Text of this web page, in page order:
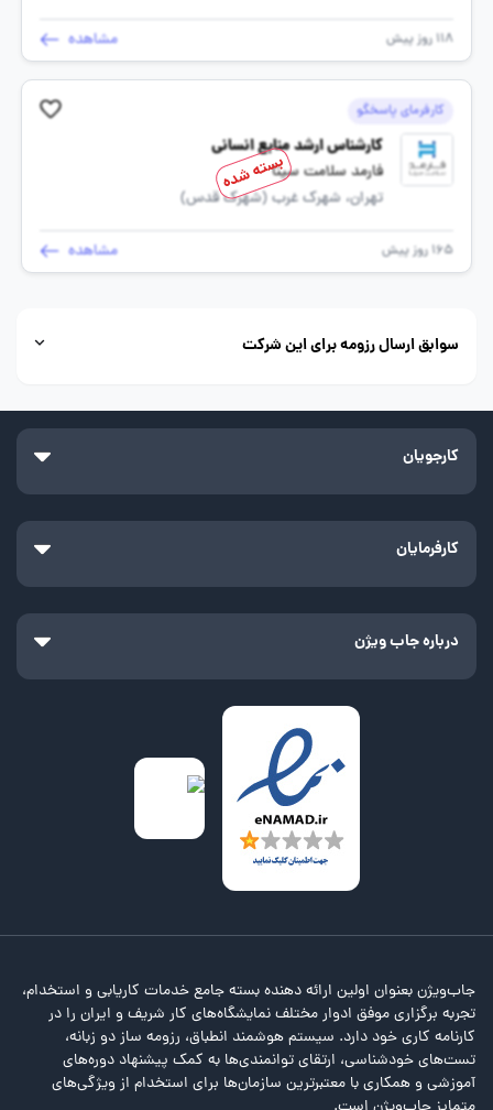
118 روز پیش مشاهده
کارفرمای پاسخگو
کارشناس ارشد منابع انسانی
فارمد سلامت سینا
تهران، شهرک غرب (شهرک قدس)
165 روز پیش مشاهده
بسته شده
سوابق ارسال رزومه برای این شرکت
کارجویان
کارفرمایان
درباره جاب ویژن
جاب‌ویژن بعنوان اولین ارائه دهنده بسته جامع خدمات کاریابی و استخدام،
تجربه برگزاری موفق ادوار مختلف نمایشگاه‌های کار شریف و ایران را در
کارنامه کاری خود دارد. سیستم هوشمند انطباق، رزومه ساز دو زبانه،
تست‌های خودشناسی، ارتقای توانمندی‌ها به کمک پیشنهاد دوره‌های
آموزشی و همکاری با معتبرترین سازمان‌ها برای استخدام از ویژگی‌های